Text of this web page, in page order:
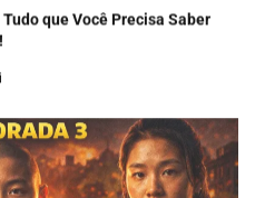
que Você Precisa Saber